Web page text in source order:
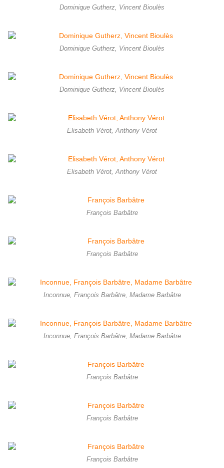
Dominique Gutherz, Vincent Bioulès
Dominique Gutherz, Vincent Bioulès
Dominique Gutherz, Vincent Bioulès
Elisabeth Vérot, Anthony Vérot
Elisabeth Vérot, Anthony Vérot
François Barbâtre
François Barbâtre
Inconnue, François Barbâtre, Madame Barbâtre
Inconnue, François Barbâtre, Madame Barbâtre
François Barbâtre
François Barbâtre
François Barbâtre